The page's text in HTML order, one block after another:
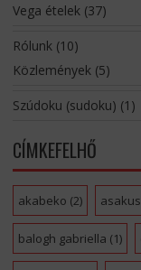
Vega ételek(37)
Rólunk(10)
Közlemények(5)
Szúdoku (sudoku) (1)
CÍMKEFELHŐ
akabeko (2)
balogh gabriella (1)